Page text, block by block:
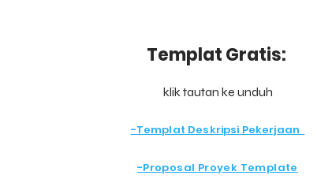
Templat Gratis:
klik tautan ke unduh
-Templat Deskripsi Pekerjaan
-Proposal Proyek Template